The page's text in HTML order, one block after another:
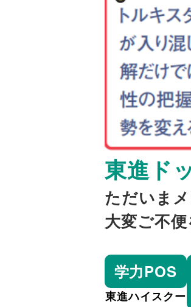
東進ド
ただいま
大変ご不
学力POS
東進ハイスクー